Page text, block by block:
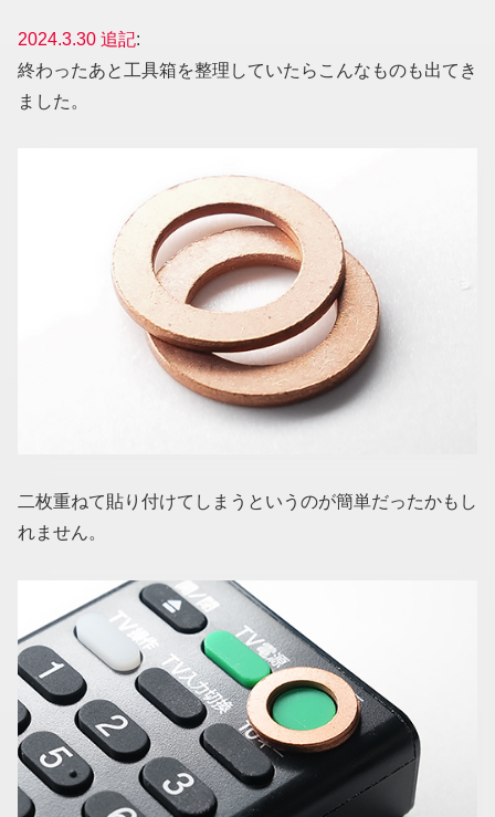
2024.3.30 追記:
終わったあと工具箱を整理していたらこんなものも出てき
ました。
二枚重ねて貼り付けてしまうというのが簡単だったかもし
れません。